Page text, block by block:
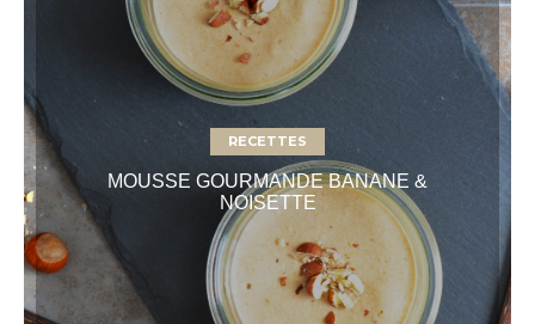
RECETTES
MOUSSE GOURMANDE BANANE &
NOISETTE